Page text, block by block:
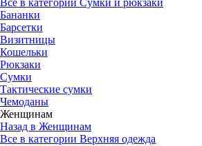
Все в категории Сумки и рюкзаки
Бананки
Барсетки
Визитницы
Кошельки
Рюкзаки
Сумки
Тактические сумки
Чемоданы
Женщинам
Назад в Женщинам
Все в категории Верхняя одежда